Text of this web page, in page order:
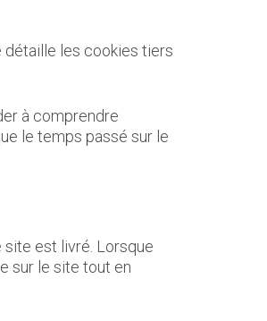
détaille les cookies tiers
à comprendre
le temps passé sur le
est livré. Lorsque
sur le site tout en